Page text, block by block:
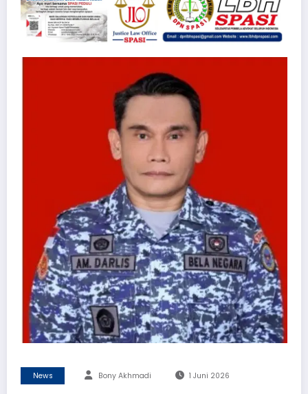
News Bony Akhmadi 1 Juni 2026